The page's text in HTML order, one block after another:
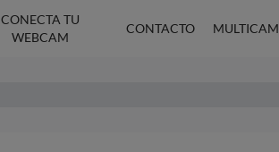
CONECTA TU
WEBCAM
CONTACTO MULTICAM